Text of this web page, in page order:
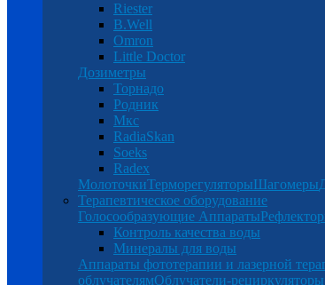
Riester
B.Well
Omron
Little Doctor
Дозиметры
Торнадо
Родник
Мкс
RadiaSkan
Soeks
Radex
МолоточкиТерморегуляторыШагомеры
Терапевтическое оборудование
Голосообразующие Аппараты
Контроль качества воды
Минералы для воды
Аппараты фототерапии и лазерной
облучателямОблучатели-рециркуляторы